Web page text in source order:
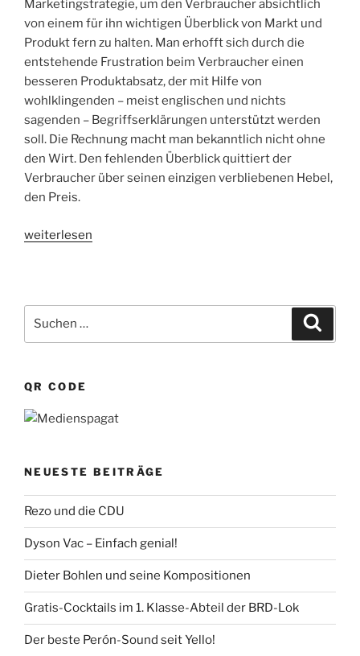
Marketingstrategie, um den Verbraucher absichtlich
von einem für ihn wichtigen Überblick von Markt und
Produkt fern zu halten. Man erhofft sich durch die
entstehende Frustration beim Verbraucher einen
besseren Produktabsatz, der mit Hilfe von
wohlklingenden – meist englischen und nichts
sagenden – Begriffserklärungen unterstützt werden
soll. Die Rechnung macht man bekanntlich nicht ohne
den Wirt. Den fehlenden Überblick quittiert der
Verbraucher über seinen einzigen verbliebenen Hebel,
den Preis.
„Medienspagat“
weiterlesen
nach:
QR CODE
NEUESTE BEITRÄGE
Rezo und die CDU
Dyson Vac – Einfach genial!
Dieter Bohlen und seine Kompositionen
Gratis-Cocktails im 1. Klasse-Abteil der BRD-Lok
Der beste Perón-Sound seit Yello!